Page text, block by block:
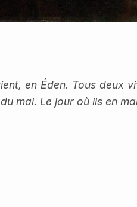
en Éden. Tous deux
mal. Le jour où ils en